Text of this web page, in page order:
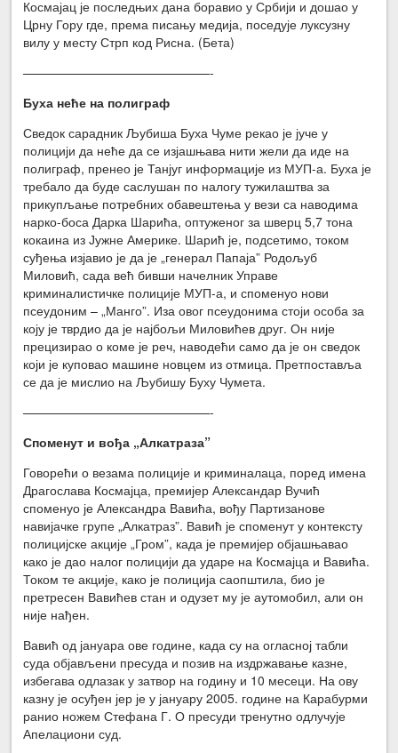
Космајац је последњих дана боравио у Србији и дошао у
Црну Гору где, према писању медија, поседује луксузну
вилу у месту Стрп код Рисна. (Бета)
———————————————-
Буха неће на полиграф
Сведок сарадник Љубиша Буха Чуме рекао је јуче у
полицији да неће да се изјашњава нити жели да иде на
полиграф, пренео је Танјуг информације из МУП-а. Буха је
требало да буде саслушан по налогу тужилаштва за
прикупљање потребних обавештења у вези са наводима
нарко-боса Дарка Шарића, оптуженог за шверц 5,7 тона
кокаина из Јужне Америке. Шарић је, подсетимо, током
суђења изјавио је да је „генерал Папаја” Родољуб
Миловић, сада већ бивши начелник Управе
криминалистичке полиције МУП-а, и споменуо нови
псеудоним – „Манго”. Иза овог псеудонима стоји особа за
коју је тврдио да је најбољи Миловићев друг. Он није
прецизирао о коме је реч, наводећи само да је он сведок
који је куповао машине новцем из отмица. Претпоставља
се да је мислио на Љубишу Буху Чумета.
———————————————-
Споменут и вођа „Алкатраза”
Говорећи о везама полиције и криминалаца, поред имена
Драгослава Космајца, премијер Александар Вучић
споменуо је Александра Вавића, вођу Партизанове
навијачке групе „Алкатраз”. Вавић је споменут у контексту
полицијске акције „Гром”, када је премијер објашњавао
како је дао налог полицији да ударе на Космајца и Вавића.
Током те акције, како је полиција саопштила, био је
претресен Вавићев стан и одузет му је аутомобил, али он
није нађен.
Вавић од јануара ове године, када су на огласној табли
суда објављени пресуда и позив на издржавање казне,
избегава одлазак у затвор на годину и 10 месеци. На ову
казну је осуђен јер је у јануару 2005. године на Карабурми
ранио ножем Стефана Г. О пресуди тренутно одлучује
Апелациони суд.